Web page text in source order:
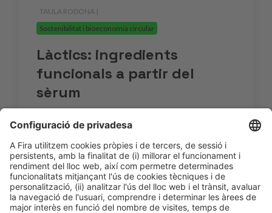
TAULA RODONA |
Sostenibilitat i bioeconomia circular
Làctics: ingredients
funcionals a partir del
sèrum
Accés lliure
LLegir més